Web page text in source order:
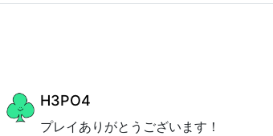
H3PO4
プレイありがとうございます！